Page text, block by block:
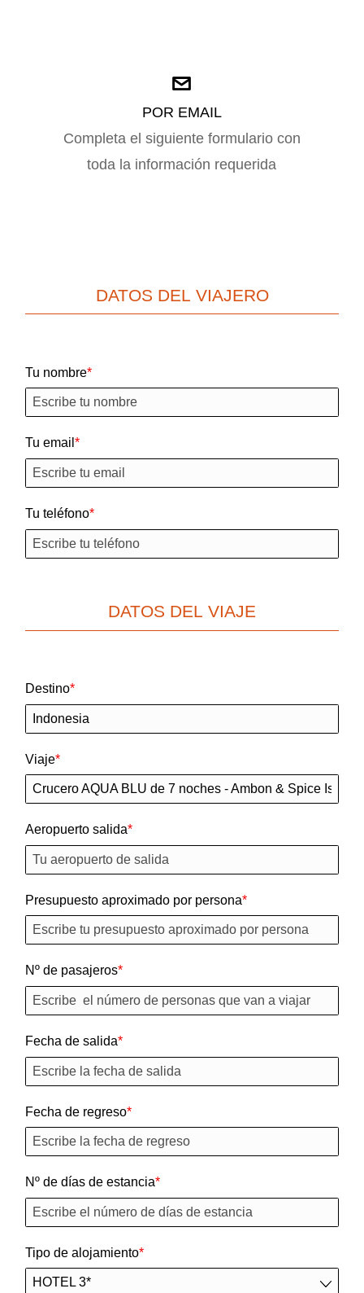
POR EMAIL
Completa el siguiente formulario con
toda la información requerida
DATOS DEL VIAJERO
Tu nombre
Tu email
Tu teléfono
DATOS DEL VIAJE
Destino
Viaje
Aeropuerto salida
Presupuesto aproximado por persona
Nº de pasajeros
Fecha de salida
Fecha de regreso
Nº de días de estancia
Tipo de alojamiento